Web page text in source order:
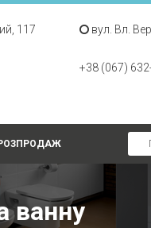
117 вул. Вл.
+38 (067)
ванну